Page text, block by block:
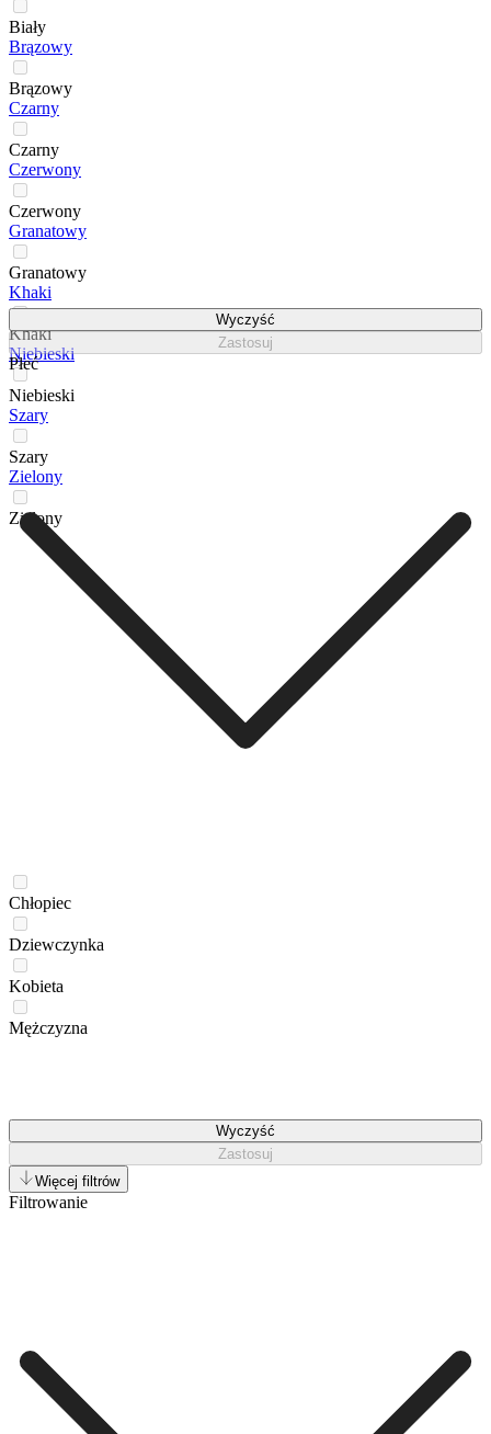
Biały
Brązowy
Brązowy
Czarny
Czarny
Czerwony
Czerwony
Granatowy
Granatowy
Khaki
Khaki
Niebieski
Niebieski
Szary
Szary
Zielony
Zielony
Wyczyść
Zastosuj
Płeć
Chłopiec
Dziewczynka
Kobieta
Mężczyzna
Wyczyść
Zastosuj
Więcej filtrów
Filtrowanie